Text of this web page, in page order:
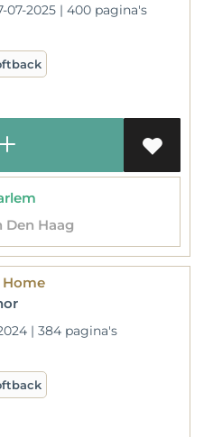
07-2025 | 400 pagina's
Den Haag
Home
| 384 pagina's